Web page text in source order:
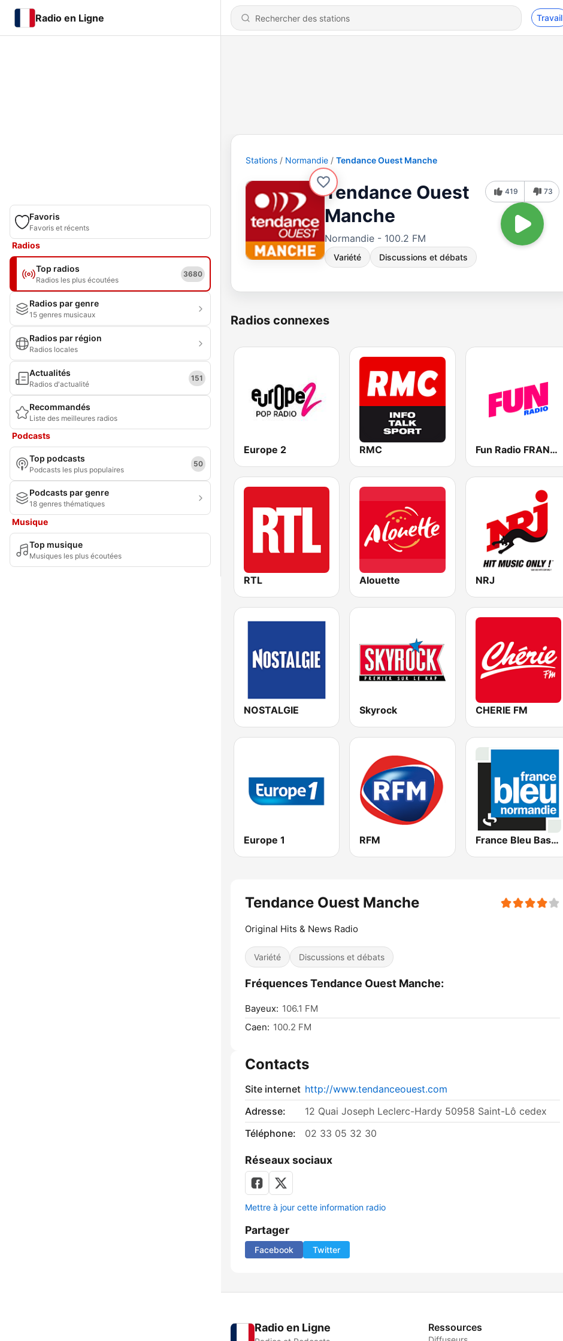
Radio en Ligne Travail
Favoris
Favoris et récents
Radios
Top radios
Radios les plus écoutées
3680
Radios par genre
15 genres musicaux
Radios par région
Radios locales
Actualités
Radios d'actualité
151
Recommandés
Liste des meilleures radios
Podcasts
Top podcasts
Podcasts les plus populaires
50
Podcasts par genre
18 genres thématiques
Musique
Top musique
Musiques les plus écoutées
Stations Normandie Tendance Ouest Manche
Tendance Ouest
Manche
Normandie - 100.2 FM
Variété Discussions et débats
419 73
Radios connexes
Europe 2 RMC Fun Radio FRANCE
RTL Alouette NRJ
NOSTALGIE Skyrock CHERIE FM
Europe 1 RFM France Bleu Basse-Normandie
Tendance Ouest Manche
Original Hits & News Radio
Variété Discussions et débats
Fréquences Tendance Ouest Manche:
Bayeux: 106.1 FM
Caen: 100.2 FM
Contacts
Site internet http://www.tendanceouest.com
Adresse:
12 Quai Joseph Leclerc-Hardy 50958 Saint-Lô cedex
Téléphone:
02 33 05 32 30
Réseaux sociaux
Mettre à jour cette information radio
Partager
Facebook Twitter
Radio en Ligne Ressources